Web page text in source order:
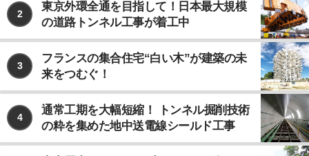
2
東京外環全通を目指して！日本最大規模
の道路トンネル工事が着工中
3
フランスの集合住宅“白い木”が建築の未
来をつむぐ！
4
通常工期を大幅短縮！ トンネル掘削技術
の粋を集めた地中送電線シールド工事